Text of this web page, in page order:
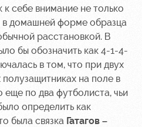
себе внимание не только
в домашней форме образца
расстановкой. В
бы обозначить как 4-1-4-
в том, что при двух
на поле в
по два футболиста, чьи
определить как
была связка Гатагов –